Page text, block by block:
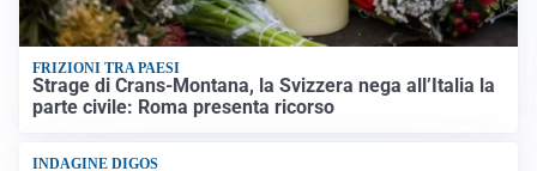
FRIZIONI TRA PAESI
Strage di Crans-Montana, la Svizzera nega all’Italia la
parte civile: Roma presenta ricorso
INDAGINE DIGOS